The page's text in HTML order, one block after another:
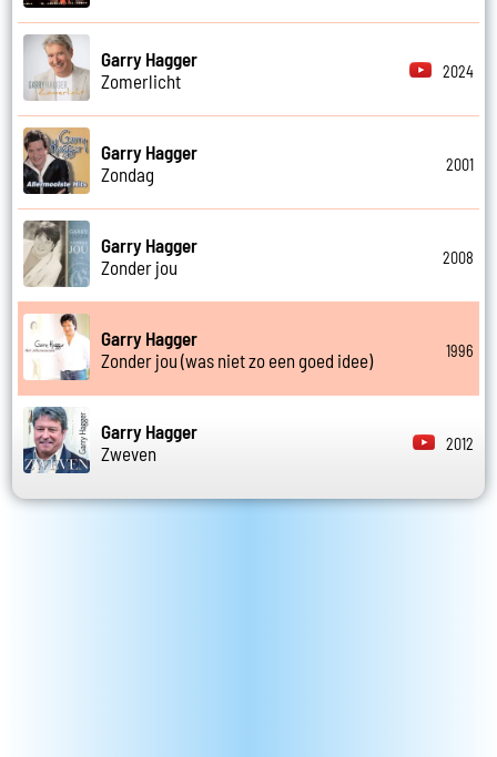
Garry Hagger
Zomerlicht
2024
Garry Hagger
Zondag
2001
Garry Hagger
Zonder jou
2008
Garry Hagger
Zonder jou (was niet zo een goed idee)
1996
Garry Hagger
Zweven
2012